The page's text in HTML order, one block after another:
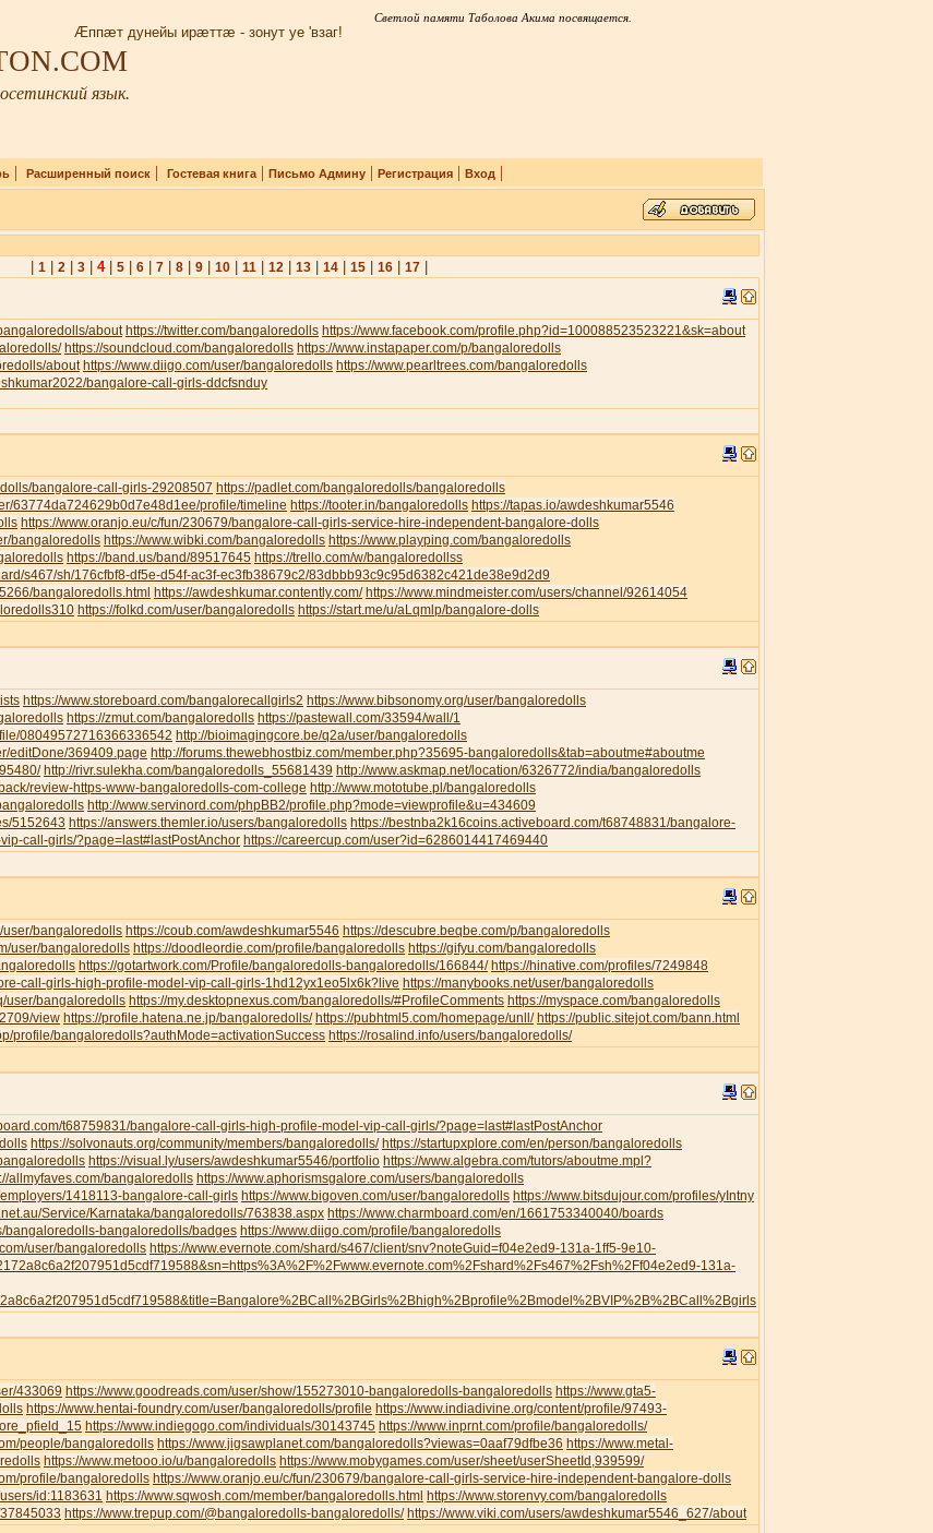
Светлой памяти Таболова Акима посвящается.
Æппæт дунейы ирæттæ - зонут уе 'взаг!
язык.
| Расширенный поиск| Гостевая книга| Письмо Админу| Регистрация| Вход |
1| 2| 3| 4| 5| 6| 7| 8| 9| 10| 11| 12| 13| 14| 15| 16| 17|
about https://twitter.com/bangaloredolls https://www.facebook.com/profile.php?id=100088523523221&sk=about
https://soundcloud.com/bangaloredolls https://www.instapaper.com/p/bangaloredolls
about https://www.diigo.com/user/bangaloredolls https://www.pearltrees.com/bangaloredolls
bangalore-call-girls-ddcfsnduy
bangalore-call-girls-29208507 https://padlet.com/bangaloredolls/bangaloredolls
63774da724629b0d7e48d1ee/profile/timeline https://tooter.in/bangaloredolls https://tapas.io/awdeshkumar5546
https://www.oranjo.eu/c/fun/230679/bangalore-call-girls-service-hire-independent-bangalore-dolls
bangaloredolls https://www.wibki.com/bangaloredolls https://www.playping.com/bangaloredolls
https://band.us/band/89517645 https://trello.com/w/bangaloredollss
s467/sh/176cfbf8-df5e-d54f-ac3f-ec3fb38679c2/83dbbb93c9c95d6382c421de38e9d2d9
bangaloredolls.html https://awdeshkumar.contently.com/ https://www.mindmeister.com/users/channel/92614054
https://folkd.com/user/bangaloredolls https://start.me/u/aLqmlp/bangalore-dolls
https://www.storeboard.com/bangalorecallgirls2 https://www.bibsonomy.org/user/bangaloredolls
https://zmut.com/bangaloredolls https://pastewall.com/33594/wall/1
08049572716366336542 http://bioimagingcore.be/q2a/user/bangaloredolls
editDone/369409.page http://forums.thewebhostbiz.com/member.php?35695-bangaloredolls&tab=aboutme#aboutme
http://rivr.sulekha.com/bangaloredolls_55681439 http://www.askmap.net/location/6326772/india/bangaloredolls
review-https-www-bangaloredolls-com-college http://www.mototube.pl/bangaloredolls
http://www.servinord.com/phpBB2/profile.php?mode=viewprofile&u=434609
5152643 https://answers.themler.io/users/bangaloredolls https://bestnba2k16coins.activeboard.com/t68748831/bangalore-
call-girls/?page=last#lastPostAnchor https://careercup.com/user?id=6286014417469440
user/bangaloredolls https://coub.com/awdeshkumar5546 https://descubre.beqbe.com/p/bangaloredolls
user/bangaloredolls https://doodleordie.com/profile/bangaloredolls https://gifyu.com/bangaloredolls
https://gotartwork.com/Profile/bangaloredolls-bangaloredolls/166844/ https://hinative.com/profiles/7249848
call-girls-high-profile-model-vip-call-girls-1hd12yx1eo5lx6k?live https://manybooks.net/user/bangaloredolls
user/bangaloredolls https://my.desktopnexus.com/bangaloredolls/#ProfileComments https://myspace.com/bangaloredolls
view https://profile.hatena.ne.jp/bangaloredolls/ https://pubhtml5.com/homepage/unll/ https://public.sitejot.com/bann.html
profile/bangaloredolls?authMode=activationSuccess https://rosalind.info/users/bangaloredolls/
t68759831/bangalore-call-girls-high-profile-model-vip-call-girls/?page=last#lastPostAnchor
https://solvonauts.org/community/members/bangaloredolls/ https://startupxplore.com/en/person/bangaloredolls
https://visual.ly/users/awdeshkumar5546/portfolio https://www.algebra.com/tutors/aboutme.mpl?
allmyfaves.com/bangaloredolls https://www.aphorismsgalore.com/users/bangaloredolls
1418113-bangalore-call-girls https://www.bigoven.com/user/bangaloredolls https://www.bitsdujour.com/profiles/yIntny
Service/Karnataka/bangaloredolls/763838.aspx https://www.charmboard.com/en/1661753340040/boards
bangaloredolls-bangaloredolls/badges https://www.diigo.com/profile/bangaloredolls
user/bangaloredolls https://www.evernote.com/shard/s467/client/snv?noteGuid=f04e2ed9-131a-1ff5-9e10-
131a-
433069 https://www.goodreads.com/user/show/155273010-bangaloredolls-bangaloredolls https://www.gta5-
https://www.hentai-foundry.com/user/bangaloredolls/profile https://www.indiadivine.org/content/profile/97493-
https://www.indiegogo.com/individuals/30143745 https://www.inprnt.com/profile/bangaloredolls/
people/bangaloredolls https://www.jigsawplanet.com/bangaloredolls?viewas=0aaf79dfbe36 https://www.metal-
https://www.metooo.io/u/bangaloredolls https://www.mobygames.com/user/sheet/userSheetId,939599/
profile/bangaloredolls https://www.oranjo.eu/c/fun/230679/bangalore-call-girls-service-hire-independent-bangalore-dolls
id:1183631 https://www.sqwosh.com/member/bangaloredolls.html https://www.storenvy.com/bangaloredolls
https://www.trepup.com/@bangaloredolls-bangaloredolls/ https://www.viki.com/users/awdeshkumar5546_627/about